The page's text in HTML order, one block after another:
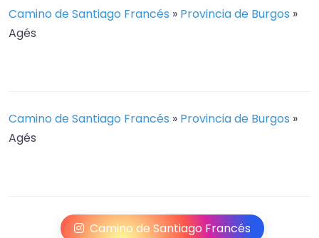
Camino de Santiago Francés » Provincia de Burgos »
Agés
Camino de Santiago Francés » Provincia de Burgos »
Agés
Camino de Santiago Francés